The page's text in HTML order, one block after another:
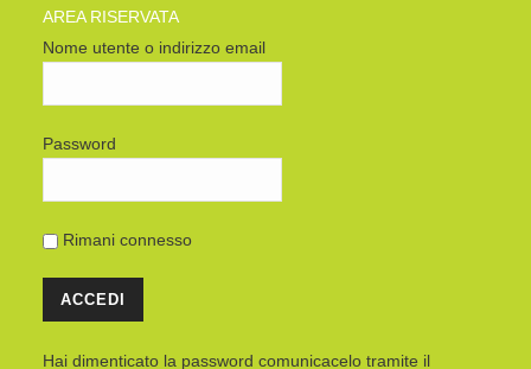
AREA RISERVATA
Nome utente o indirizzo email
Password
Rimani connesso
Hai dimenticato la password comunicacelo tramite il